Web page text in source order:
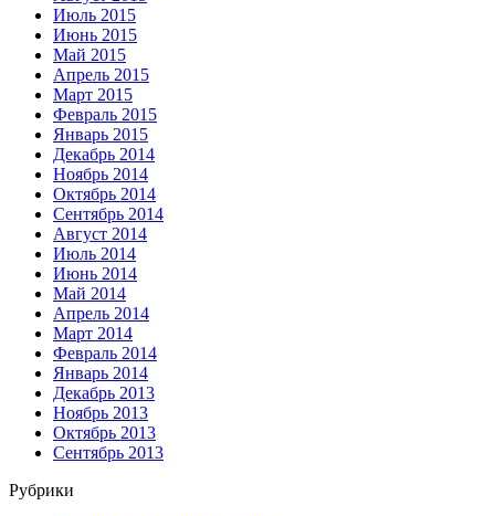
Июль 2015
Июнь 2015
Май 2015
Апрель 2015
Март 2015
Февраль 2015
Январь 2015
Декабрь 2014
Ноябрь 2014
Октябрь 2014
Сентябрь 2014
Август 2014
Июль 2014
Июнь 2014
Май 2014
Апрель 2014
Март 2014
Февраль 2014
Январь 2014
Декабрь 2013
Ноябрь 2013
Октябрь 2013
Сентябрь 2013
Рубрики